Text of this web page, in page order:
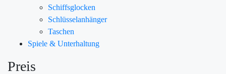
Schiffsglocken
Schlüsselanhänger
Taschen
Spiele & Unterhaltung
Preis